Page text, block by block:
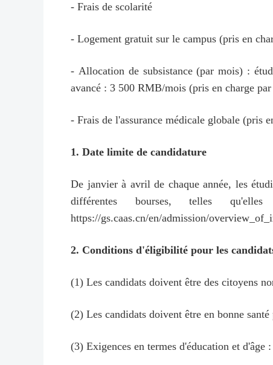
- Frais de scolarité
- Logement gratuit sur le campus (pris en
- Allocation de subsistance (par mois) :
avancé : 3 500 RMB/mois (pris en charge
- Frais de l'assurance médicale globale (pris
1. Date limite de candidature
De janvier à avril de chaque année, les
différentes bourses, telles
https://gs.caas.cn/en/admission/
2. Conditions d'éligibilité pour les
(1) Les candidats doivent être des citoyens
(2) Les candidats doivent être en bonne
(3) Exigences en termes d'éducation et d'âge :